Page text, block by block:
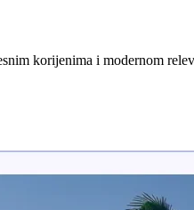
korijenima i modernom